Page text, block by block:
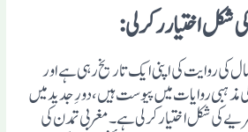
اختیار رکرلی:
کی روایت کی اپنی ایک تاریخ رہی ہے اور
مذہبی روایات میں پیوست ہیں،دورِ جدید میں
کی شکل اختیار کرلی ہے۔ مغربی تمدن کی